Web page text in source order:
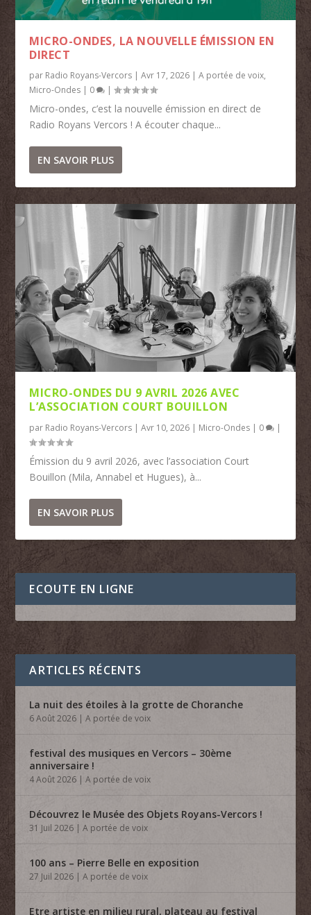
MICRO-ONDES, LA NOUVELLE ÉMISSION EN
DIRECT
par Radio Royans-Vercors |Avr 17, 2026 |A portée de voix,
Micro-Ondes | 0 |
Micro-ondes, c’est la nouvelle émission en direct de
Radio Royans Vercors ! A écouter chaque...
EN SAVOIR PLUS
MICRO-ONDES DU 9 AVRIL 2026 AVEC
L’ASSOCIATION COURT BOUILLON
par Radio Royans-Vercors |Avr 10, 2026 | Micro-Ondes | 0 |
Émission du 9 avril 2026, avec l’association Court
Bouillon (Mila, Annabel et Hugues), à...
EN SAVOIR PLUS
ECOUTE EN LIGNE
ARTICLES RÉCENTS
La nuit des étoiles à la grotte de Choranche
6 Août 2026 |A portée de voix
festival des musiques en Vercors – 30ème
anniversaire !
4 Août 2026 |A portée de voix
Découvrez le Musée des Objets Royans-Vercors !
31 Juil 2026 |A portée de voix
100 ans – Pierre Belle en exposition
27 Juil 2026 |A portée de voix
Etre artiste en milieu rural, plateau au festival